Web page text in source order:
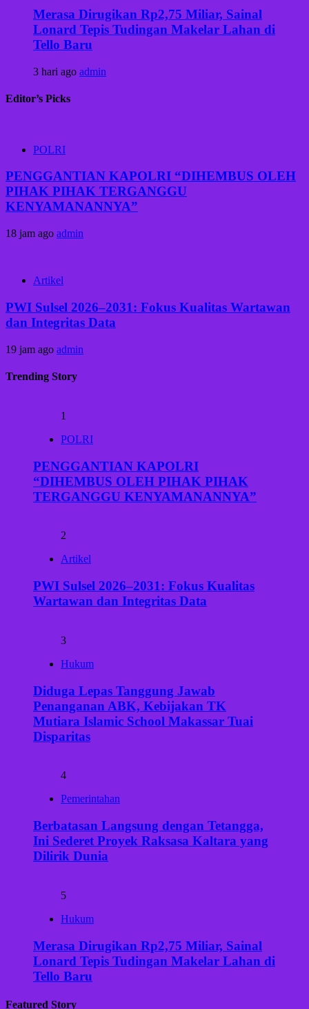
Merasa Dirugikan Rp2,75 Miliar, Sainal
Lonard Tepis Tudingan Makelar Lahan di
Tello Baru
3 hari ago admin
Editor’s Picks
POLRI
PENGGANTIAN KAPOLRI “DIHEMBUS OLEH
PIHAK PIHAK TERGANGGU
KENYAMANANNYA”
18 jam ago admin
Artikel
PWI Sulsel 2026–2031: Fokus Kualitas Wartawan
dan Integritas Data
19 jam ago admin
Trending Story
1
POLRI
PENGGANTIAN KAPOLRI
“DIHEMBUS OLEH PIHAK PIHAK
TERGANGGU KENYAMANANNYA”
2
Artikel
PWI Sulsel 2026–2031: Fokus Kualitas
Wartawan dan Integritas Data
3
Hukum
Diduga Lepas Tanggung Jawab
Penanganan ABK, Kebijakan TK
Mutiara Islamic School Makassar Tuai
Disparitas
4
Pemerintahan
Berbatasan Langsung dengan Tetangga,
Ini Sederet Proyek Raksasa Kaltara yang
Dilirik Dunia
5
Hukum
Merasa Dirugikan Rp2,75 Miliar, Sainal
Lonard Tepis Tudingan Makelar Lahan di
Tello Baru
Featured Story